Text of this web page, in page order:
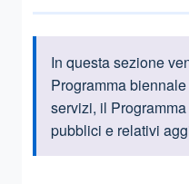
Informazioni
In questa sezione
Programma
servizi, il
pubblici e relativi